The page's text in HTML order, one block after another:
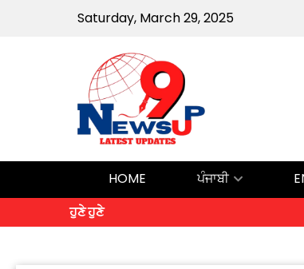
Saturday, March 29, 2025
HOME ਪੰਜਾਬੀ
ਹੁਣੇ ਹੁਣੇ